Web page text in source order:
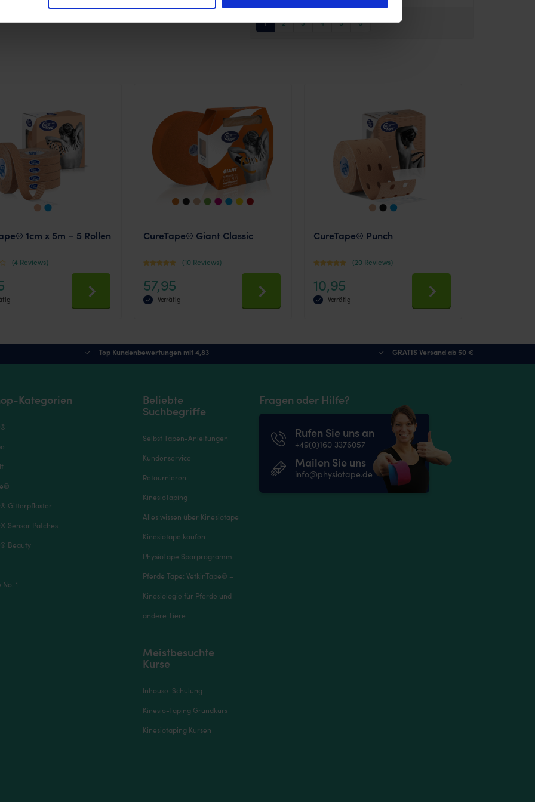
1 2 3 4 5 6
1cm x 5m – 5 Rollen
(4 Reviews)
CureTape® Giant Classic
4.9
von 5
(10 Reviews)
57,95
Vorrätig
multiple
variants.
be
chosen
the
page
CureTape® Punch
4.7
von 5
(20 Reviews)
10,95
Vorrätig
be
chosen
the
product
Top Kundenbewertungen mit 4,83 GRATIS Versand ab 50 €
Kategorien
Gitterpflaster
Sensor Patches
Beauty
1
Beliebte
Suchbegriffe
Selbst Tapen-Anleitungen
Kundenservice
Retournieren
KinesioTaping
Alles wissen über Kinesiotape
Kinesiotape kaufen
PhysioTape Sparprogramm
Pferde Tape: VetkinTape® –
Kinesiologie für Pferde und
andere Tiere
Meistbesuchte
Kurse
Inhouse-Schulung
Kinesio-Taping Grundkurs
Kinesiotaping Kursen
Fragen oder Hilfe?
Rufen Sie uns an
+49(0)160 3376057
Mailen Sie uns
info@physiotape.de